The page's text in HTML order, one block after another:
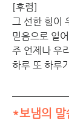
[후렴]
그 선한 힘이
믿음으로 일
주 언제나 우
하루 또 하루
*보냄의 말